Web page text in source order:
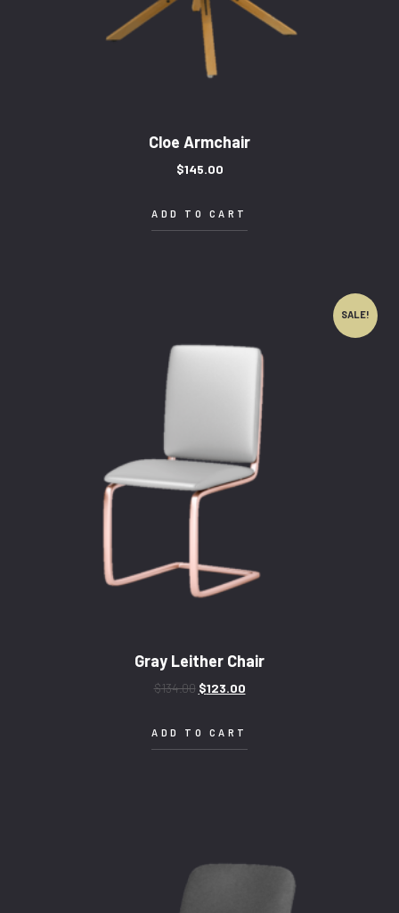
Cloe Armchair
$145.00
ADD TO CART
SALE!
Gray Leither Chair
$134.00 $123.00
ADD TO CART